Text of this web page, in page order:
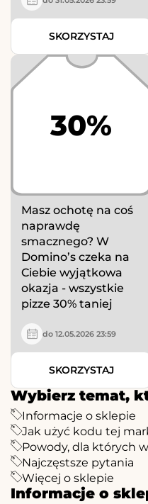
Wybierz temat,
Informacje o sklepie
Jak użyć kodu tej
Powody, dla których
Najczęstsze pytania
Więcej o sklepie
Informacje o
SKORZYSTAJ
30%
Masz ochotę na coś
naprawdę
smacznego? W
Domino’s czeka na
Ciebie wyjątkowa
okazja - wszystkie
pizze 30% taniej
do 12.05.2026 23:59
SKORZYSTAJ